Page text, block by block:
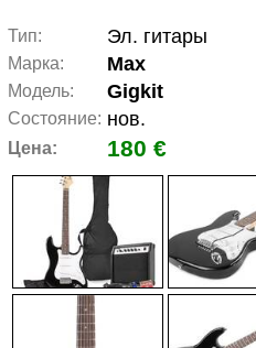
Тип: Эл. гитары
Марка: Max
Модель: Gigkit
Состояние: нов.
Цена: 180 €